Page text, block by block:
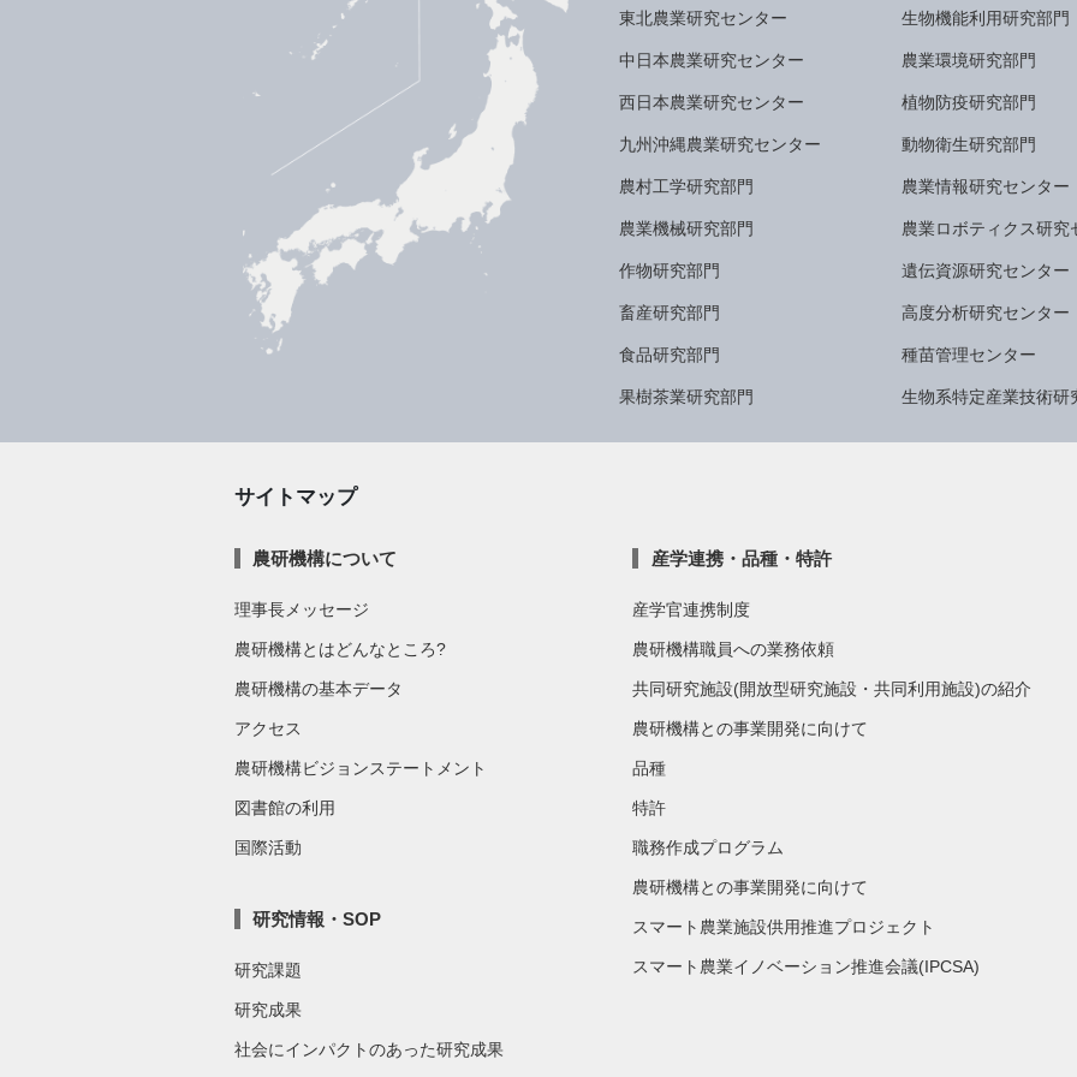
東北農業研究センター
中日本農業研究センター
西日本農業研究センター
九州沖縄農業研究センター
農村工学研究部門
農業機械研究部門
作物研究部門
畜産研究部門
食品研究部門
果樹茶業研究部門
生物機能利用研究部門
農業環境研究部門
植物防疫研究部門
動物衛生研究部門
農業情報研究センター
農業ロボティクス研究
遺伝資源研究センター
高度分析研究センター
種苗管理センター
生物系特定産業技術研
サイトマップ
農研機構について
理事長メッセージ
農研機構とはどんなところ?
農研機構の基本データ
アクセス
農研機構ビジョンステートメント
図書館の利用
国際活動
研究情報・SOP
研究課題
研究成果
社会にインパクトのあった研究成果
産学連携・品種・特許
産学官連携制度
農研機構職員への業務依頼
共同研究施設(開放型研究施設・共同利用施設)の紹介
農研機構との事業開発に向けて
品種
特許
職務作成プログラム
農研機構との事業開発に向けて
スマート農業施設供用推進プロジェクト
スマート農業イノベーション推進会議(IPCSA)